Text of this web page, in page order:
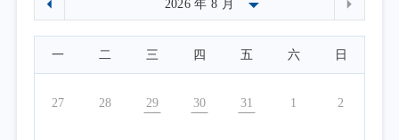
一 二 三 四 五 六 日
27 28 29 30 31 1 2